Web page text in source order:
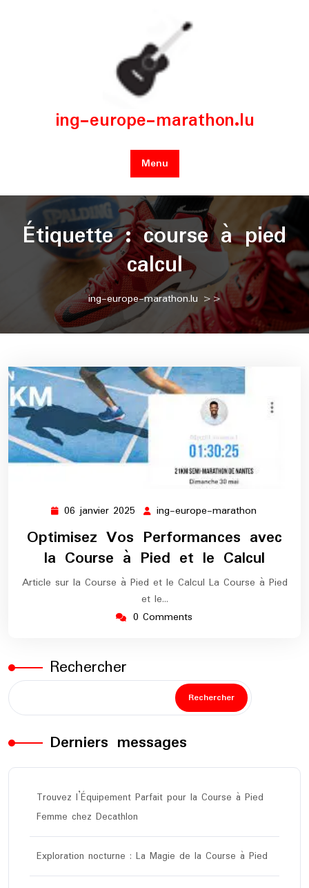
ing-europe-marathon.lu
Menu
Étiquette :course à pied
calcul
ing-europe-marathon.lu >>
06 janvier 2025 06
janvier
2025
ing-europe-marathon
marathon
Optimisez Vos Performances avec
la Course à Pied et le Calcul
Article sur la Course à Pied et le Calcul La Course à Pied
et le…
0 Comments
Rechercher
Rechercher
Derniers messages
Trouvez l’Équipement Parfait pour la Course à Pied
Femme chez Decathlon
Exploration nocturne : La Magie de la Course à Pied